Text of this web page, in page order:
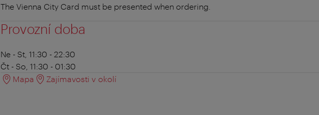
The Vienna City Card must be presented when ordering.
Provozní doba
Ne - St, 11:30 - 22:30
Čt - So, 11:30 - 01:30
Mapa
Zajímavosti v okolí